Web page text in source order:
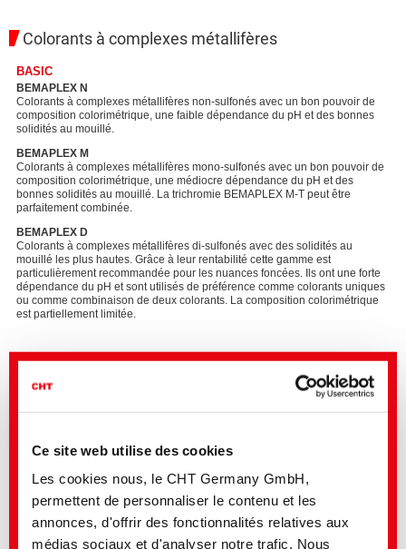
Ce site web utilise des cookies
Les cookies nous, le CHT Germany GmbH,
permettent de personnaliser le contenu et les
annonces, d'offrir des fonctionnalités relatives aux
médias sociaux et d'analyser notre trafic. Nous
Colorants à complexes métallifères
BASIC
BEMAPLEX N
Colorants à complexes métallifères non-sulfonés avec un bon pouvoir de
composition colorimétrique, une faible dépendance du pH et des bonnes
solidités au mouillé.
BEMAPLEX M
Colorants à complexes métallifères mono-sulfonés avec un bon pouvoir de
composition colorimétrique, une médiocre dépendance du pH et des
bonnes solidités au mouillé. La trichromie BEMAPLEX M-T peut être
parfaitement combinée.
BEMAPLEX D​
Colorants à complexes métallifères di-sulfonés avec des solidités au
mouillé les plus hautes. Grâce à leur rentabilité cette gamme est
particulièrement recommandée pour les nuances foncées. Ils ont une forte
dépendance du pH et sont utilisés de préférence comme colorants uniques
ou comme combinaison de deux colorants. La composition colorimétrique
est partiellement limitée.
BEMAPLEX M-T
Ces éléments de trichromie peuvent être nuancés avec des colorants
BEMACID F sélectionnés. Grâce à la faible teneur en électrolytes la
trichromie est également appropriée pour imprimer les tapis avec les
processus digitaux d'impression par pulvérisation; une fixation rapide est
aussi garantie en milieu de vapeur saturée.